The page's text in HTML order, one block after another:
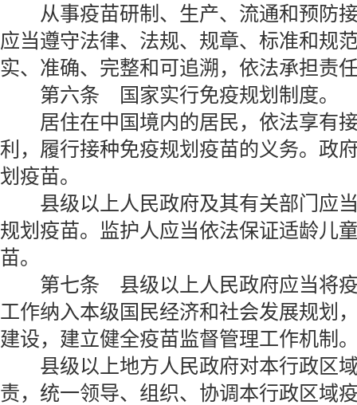
从事疫苗研制、生产、流通和预防接
应当遵守法律、法规、规章、标准和规
实、准确、完整和可追溯，依法承担责
第六条 国家实行免疫规划制度。
居住在中国境内的居民，依法享有接
利，履行接种免疫规划疫苗的义务。政
划疫苗。
县级以上人民政府及其有关部门应当
规划疫苗。监护人应当依法保证适龄儿
苗。
第七条 县级以上人民政府应当将疫
工作纳入本级国民经济和社会发展规划
建设，建立健全疫苗监督管理工作机制
县级以上地方人民政府对本行政区域
责，统一领导、组织、协调本行政区域